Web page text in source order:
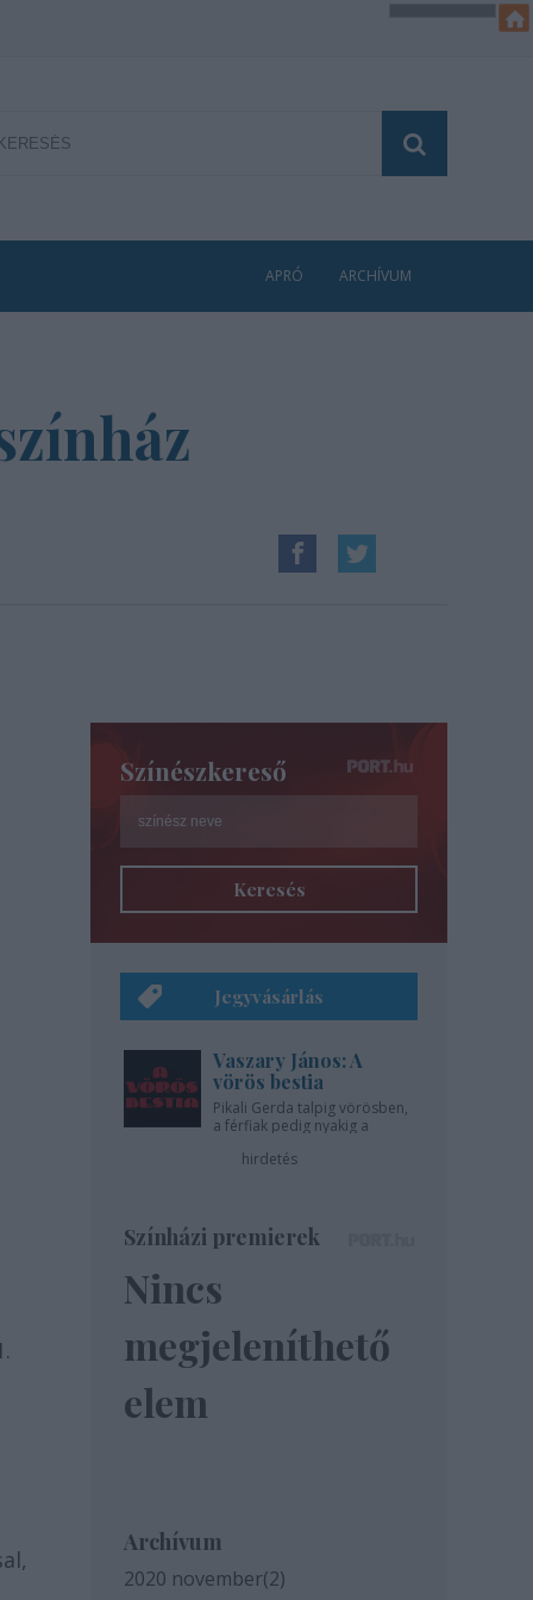
APRÓ ARCHÍVUM
Színészkereső
Keresés
Jegyvásárlás
Vaszary János: A
vörös bestia
Pikali Gerda talpig vörösben,
a férfiak pedig nyakig a
hirdetés
Színházi premierek
Nincs
megjeleníthető
elem
Archívum
2020 november(2)